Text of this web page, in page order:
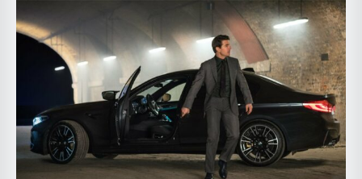
M5,
alături
Cruise
în
Mission:
Impossible